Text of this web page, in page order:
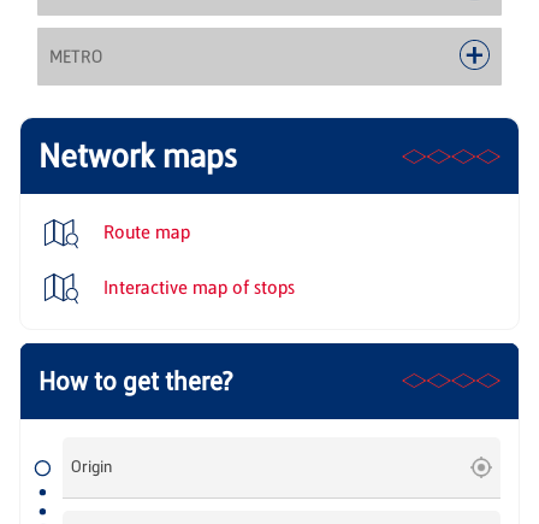
METRO
Network maps
Route map
Interactive map of stops